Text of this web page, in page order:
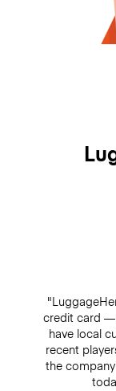
credit card —
have local
recent
the